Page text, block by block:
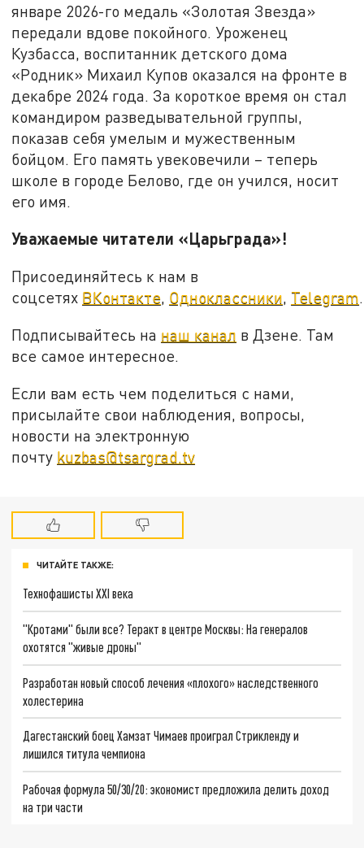
январе 2026-го медаль «Золотая Звезда»
передали вдове покойного. Уроженец
Кузбасса, воспитанник детского дома
«Родник» Михаил Купов оказался на фронте в
декабре 2024 года. За короткое время он стал
командиром разведывательной группы,
показав себя умелым и мужественным
бойцом. Его память увековечили – теперь
школе в городе Белово, где он учился, носит
его имя.
Уважаемые читатели «Царьграда»!
Присоединяйтесь к нам в
соцсетях ВКонтакте, Одноклассники, Telegram.
Подписывайтесь на наш канал в Дзене. Там
все самое интересное.
Если вам есть чем поделиться с нами,
присылайте свои наблюдения, вопросы,
новости на электронную
почту kuzbas@tsargrad.tv
ЧИТАЙТЕ ТАКЖЕ:
Технофашисты XXI века
"Кротами" были все? Теракт в центре Москвы: На генералов
охотятся "живые дроны"
Разработан новый способ лечения «плохого» наследственного
холестерина
Дагестанский боец Хамзат Чимаев проиграл Стрикленду и
лишился титула чемпиона
Рабочая формула 50/30/20: экономист предложила делить доход
на три части